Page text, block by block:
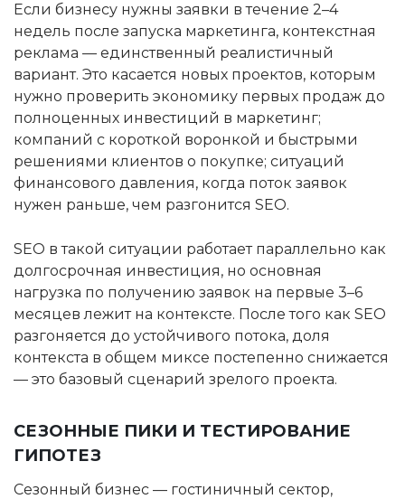
Если бизнесу нужны заявки в течение 2–4
недель после запуска маркетинга, контекстная
реклама — единственный реалистичный
вариант. Это касается новых проектов, которым
нужно проверить экономику первых продаж до
полноценных инвестиций в маркетинг;
компаний с короткой воронкой и быстрыми
решениями клиентов о покупке; ситуаций
финансового давления, когда поток заявок
нужен раньше, чем разгонится SEO.
SEO в такой ситуации работает параллельно как
долгосрочная инвестиция, но основная
нагрузка по получению заявок на первые 3–6
месяцев лежит на контексте. После того как SEO
разгоняется до устойчивого потока, доля
контекста в общем миксе постепенно снижается
— это базовый сценарий зрелого проекта.
СЕЗОННЫЕ ПИКИ И ТЕСТИРОВАНИЕ
ГИПОТЕЗ
Сезонный бизнес — гостиничный сектор,